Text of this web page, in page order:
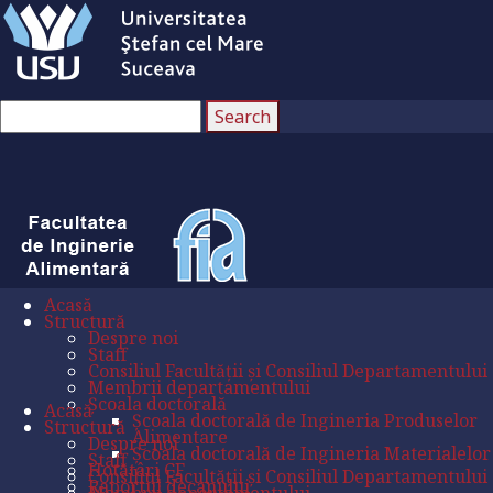
Acasă
Structură
Despre noi
Staff
Consiliul Facultății și Consiliul Departamentului
Membrii departamentului
Școala doctorală
Școala doctorală de Ingineria Produselor
Alimentare
Școala doctorală de Ingineria Materialelor
Hotătâri CF
Raportul decanului
Acasă
Structură
Despre noi
Staff
Consiliul Facultății și Consiliul Departamentului